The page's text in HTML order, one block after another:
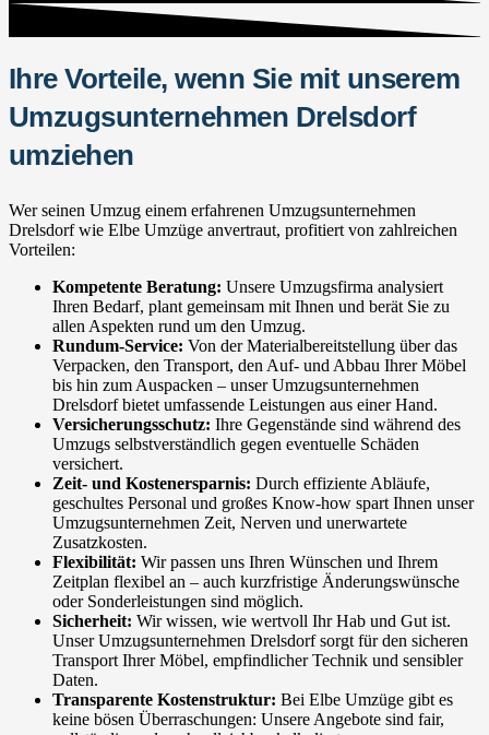
Ihre Vorteile, wenn Sie mit unserem
Umzugsunternehmen Drelsdorf
umziehen
Wer seinen Umzug einem erfahrenen Umzugsunternehmen
Drelsdorf wie Elbe Umzüge anvertraut, profitiert von zahlreichen
Vorteilen:
Kompetente Beratung: Unsere Umzugsfirma analysiert
Ihren Bedarf, plant gemeinsam mit Ihnen und berät Sie zu
allen Aspekten rund um den Umzug.
Rundum-Service: Von der Materialbereitstellung über das
Verpacken, den Transport, den Auf- und Abbau Ihrer Möbel
bis hin zum Auspacken – unser Umzugsunternehmen
Drelsdorf bietet umfassende Leistungen aus einer Hand.
Versicherungsschutz: Ihre Gegenstände sind während des
Umzugs selbstverständlich gegen eventuelle Schäden
versichert.
Zeit- und Kostenersparnis: Durch effiziente Abläufe,
geschultes Personal und großes Know-how spart Ihnen unser
Umzugsunternehmen Zeit, Nerven und unerwartete
Zusatzkosten.
Flexibilität: Wir passen uns Ihren Wünschen und Ihrem
Zeitplan flexibel an – auch kurzfristige Änderungswünsche
oder Sonderleistungen sind möglich.
Sicherheit: Wir wissen, wie wertvoll Ihr Hab und Gut ist.
Unser Umzugsunternehmen Drelsdorf sorgt für den sicheren
Transport Ihrer Möbel, empfindlicher Technik und sensibler
Daten.
Transparente Kostenstruktur: Bei Elbe Umzüge gibt es
keine bösen Überraschungen: Unsere Angebote sind fair,